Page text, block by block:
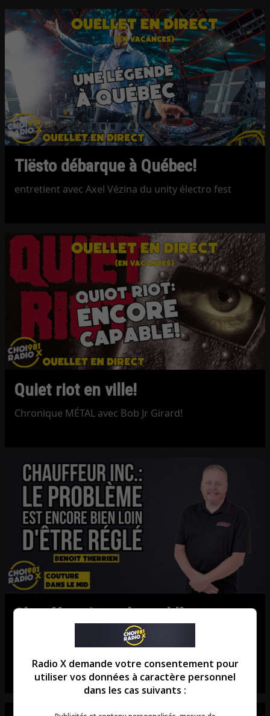
Tiësto débarque à Québec!
entretient avec Axel Vézina du unity électro fest
Quiet riot en ville!
Chronique MÉTAL avec Bob Jr Girard!
Chauffeur Inc. : le problème est
encore bien loin d’être réglé.
Entrevue avec Benoit Therrien de Truck stop Québec
Radio X demande votre consentement pour
utiliser vos données à caractère personnel
dans les cas suivants :